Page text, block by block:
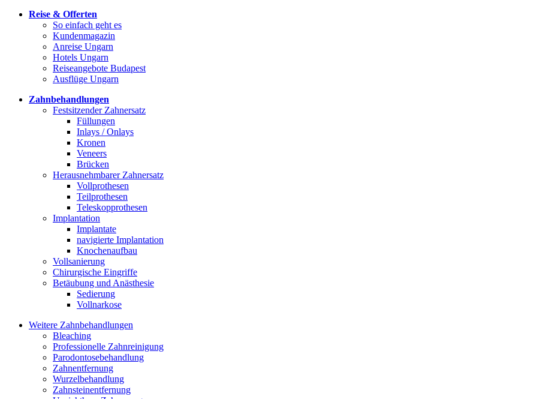
Reise & Offerten
So einfach geht es
Kundenmagazin
Anreise Ungarn
Hotels Ungarn
Reiseangebote Budapest
Ausflüge Ungarn
Zahnbehandlungen
Festsitzender Zahnersatz
Füllungen
Inlays / Onlays
Kronen
Veneers
Brücken
Herausnehmbarer Zahnersatz
Vollprothesen
Teilprothesen
Teleskopprothesen
Implantation
Implantate
navigierte Implantation
Knochenaufbau
Vollsanierung
Chirurgische Eingriffe
Betäubung und Anästhesie
Sedierung
Vollnarkose
Weitere Zahnbehandlungen
Bleaching
Professionelle Zahnreinigung
Parodontosebehandlung
Zahnentfernung
Wurzelbehandlung
Zahnsteinentfernung